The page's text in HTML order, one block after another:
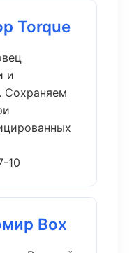
Torque
и
Сохраняем
10
Box